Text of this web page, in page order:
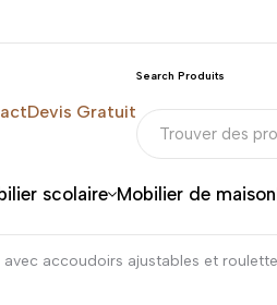
Devis Gratuit
Search Produits
scolaire Mobilier de maison
accoudoirs ajustables et